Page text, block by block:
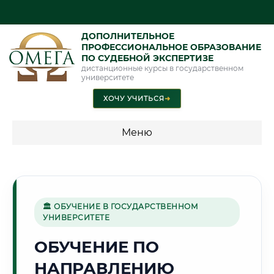
ДОПОЛНИТЕЛЬНОЕ
ПРОФЕССИОНАЛЬНОЕ ОБРАЗОВАНИЕ
ПО СУДЕБНОЙ ЭКСПЕРТИЗЕ
дистанционные курсы в государственном
университете
ХОЧУ УЧИТЬСЯ➜
Меню
специальности"
Стоимость по программам обучения "Судебная экспертиза"
Стоимость по программам обучения "Экспертиза"
🏛 ОБУЧЕНИЕ В ГОСУДАРСТВЕННОМ
УНИВЕРСИТЕТЕ
ОБУЧЕНИЕ ПО
НАПРАВЛЕНИЮ